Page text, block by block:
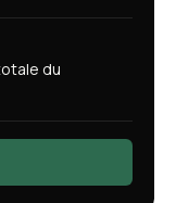
du